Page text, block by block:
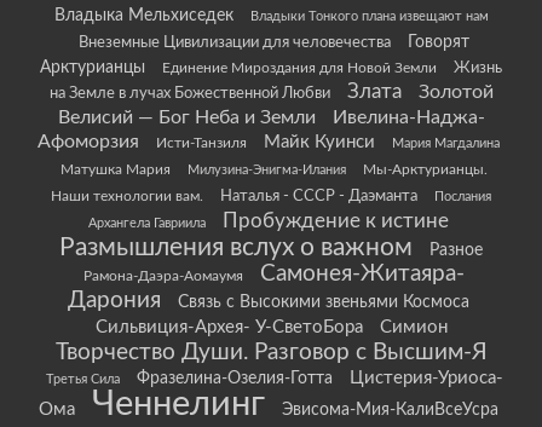
Владыка Мельхиседек Владыки Тонкого плана извещают нам
Внеземные Цивилизации для человечества
Говорят
Арктурианцы
Единение Мироздания для Новой Земли
Жизнь
на Земле в лучах Божественной Любви
Злата
Золотой
Велисий — Бог Неба и Земли
Ивелина-Наджа-
Афоморзия
Исти-Танзиля Майк Куинси Мария Магдалина
Матушка Мария Милузина-Энигма-Илания
Мы-Арктурианцы.
Наши технологии вам.
Наталья - СССР - Даэманта
Послания
Архангела Гавриила
Пробуждение к истине
Размышления вслух о важном Разное
Рамона-Даэра-Аомаумя
Самонея-Житаяра-
Дарония
Связь с Высокими звеньями Космоса
Сильвиция-Архея- У-СветоБора Симион
Творчество Души. Разговор с Высшим-Я
Третья Сила Фразелина-Озелия-Готта
Цистерия-Уриоса-
Ома
Ченнелинг Эвисома-Мия-КалиВсеУсра